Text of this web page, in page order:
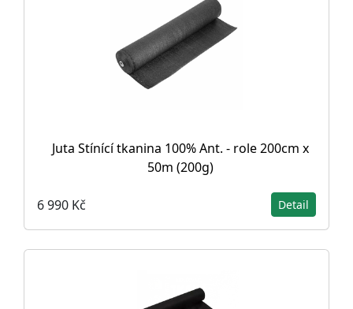
Juta Stínící tkanina 100% Ant. - role 200cm x
50m (200g)
6 990 Kč Detail